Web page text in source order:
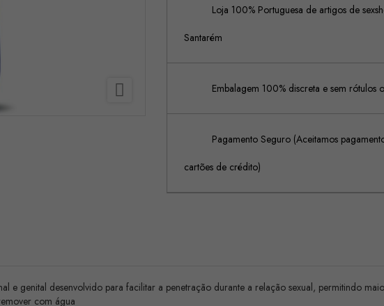

Loja 100% Portuguesa de artigos de
Santarém
Embalagem 100% discreta e sem rótulos
Pagamento Seguro (Aceitamos
cartões de crédito)
e genital desenvolvido para facilitar a penetração durante a relação sexual, permitindo
com água